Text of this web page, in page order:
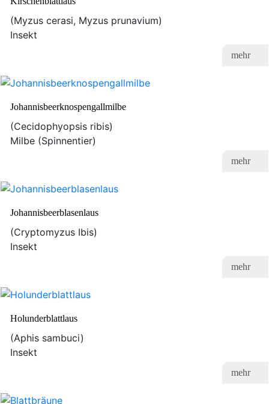
(Myzus cerasi, Myzus prunavium)
Insekt
mehr
Johannisbeerknospengallmilbe
(Cecidophyopsis ribis)
Milbe (Spinnentier)
mehr
Johannisbeerblasenlaus
(Cryptomyzus Ibis)
Insekt
mehr
Holunderblattlaus
(Aphis sambuci)
Insekt
mehr